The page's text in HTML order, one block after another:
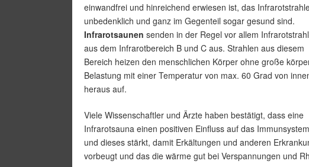
einwandfrei und hinreichend erwiesen ist, das
unbedenklich und ganz im Gegenteil sogar gesund sind.
Infrarotsaunen senden in der Regel vor allem
aus dem Infrarotbereich B und C aus. Strahlen aus diesem
Bereich heizen den menschlichen Körper ohne große
Belastung mit einer Temperatur von max. 60 Grad von
heraus auf.
Viele Wissenschaftler und Ärzte haben bestätigt, dass eine
Infrarotsauna einen positiven Einfluss auf das
und dieses stärkt, damit Erkältungen und anderen
vorbeugt und das die wärme gut bei Verspannungen und